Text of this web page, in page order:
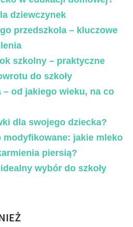
dziewczynek
przedszkola – kluczowe
szkolny – praktyczne
do szkoły
– od jakiego wieku, na co
dla swojego dziecka?
modyfikowane: jakie mleko
piersią?
wybór do szkoły